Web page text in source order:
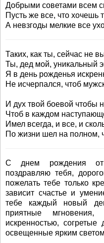
Добрыми советами всем
Пусть же все, что хочешь
А невзгоды мелкие все
Таких, как ты, сейчас не
Ты, дед мой, уникальный
Я в день рожденья
Не исчерпался, чтоб
И дух твой боевой чтобы
Чтоб в каждом
Имел всегда, и все, и
По жизни шел на полном,
С днем рождения от
поздравляю тебя,
пожелать тебе только
зависит счастье и
тебе каждый новый
приятные
искренностью,
освещенные ярким